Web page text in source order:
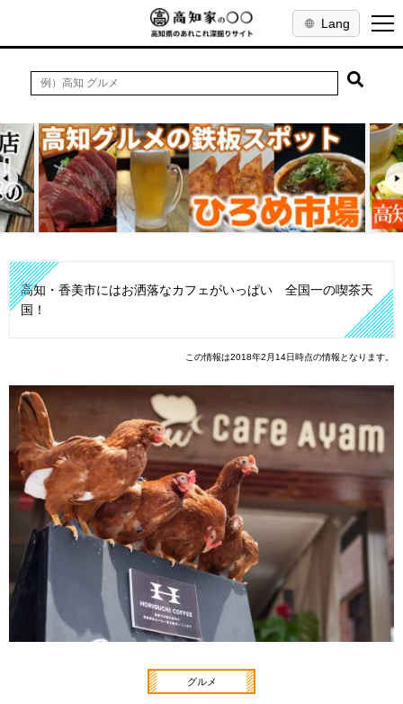
Lang
高知・香美市にはお洒落なカフェがいっぱい 全国一の喫茶天
国！
この情報は2018年2月14日時点の情報となります。
グルメ